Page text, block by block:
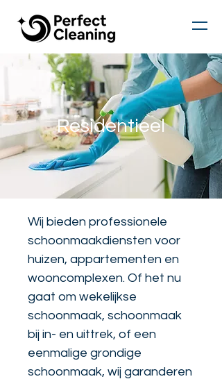
Residentieel
Wij bieden professionele
schoonmaakdiensten voor
huizen, appartementen en
wooncomplexen. Of het nu
gaat om wekelijkse
schoonmaak, schoonmaak
bij in- en uittrek, of een
eenmalige grondige
schoonmaak, wij garanderen